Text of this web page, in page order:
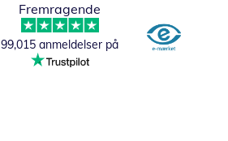
Fremragende
99,015 anmeldelser på